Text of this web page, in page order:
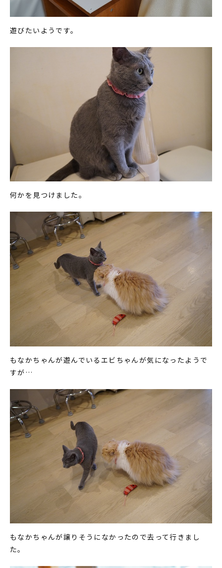
遊びたいようです。
何かを見つけました。
もなかちゃんが遊んでいるエビちゃんが気になったようで
すが…
もなかちゃんが譲りそうになかったので去って行きまし
た。